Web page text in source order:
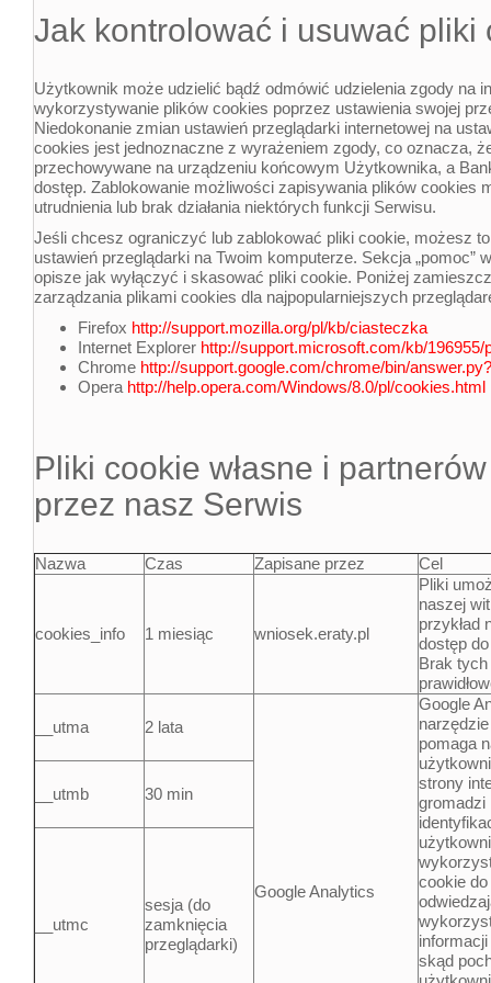
Jak kontrolować i usuwać pliki
Użytkownik może udzielić bądź odmówić udzielenia zgody na
wykorzystywanie plików cookies poprzez ustawienia swojej
Niedokonanie zmian ustawień przeglądarki internetowej na
cookies jest jednoznaczne z wyrażeniem zgody, co oznacza,
przechowywane na urządzeniu końcowym Użytkownika, a
dostęp. Zablokowanie możliwości zapisywania plików cookies
utrudnienia lub brak działania niektórych funkcji Serwisu.
Jeśli chcesz ograniczyć lub zablokować pliki cookie, możesz
ustawień przeglądarki na Twoim komputerze. Sekcja „pomoc”
opisze jak wyłączyć i skasować pliki cookie. Poniżej
zarządzania plikami cookies dla najpopularniejszych
Firefox http://support.mozilla.org/pl/kb/ciasteczka
Internet Explorer http://support.microsoft.com/kb/196955/
Chrome http://support.google.com/chrome/bin/
Opera http://help.opera.com/Windows/8.0/pl/cookies.html
Pliki cookie własne i
przez nasz Serwis
Nazwa Czas Zapisane przez Cel
cookies_info 1 miesiąc wniosek.eraty.pl
Pliki
naszej
przykład
dostęp
Brak
__utma 2 lata
Google Analytics
Google
pomaga
strony
gromadzi
cookie
skąd
__utmb 30 min
__utmc
sesja (do
zamknięcia
przeglądarki)